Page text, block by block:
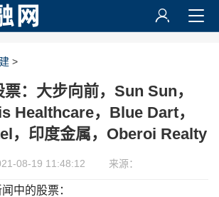
>
：大步向前，Sun Sun，
Healthcare，Blue Dart，
，印度金属，Oberoi Realty
08-19 11:48:12 来源：
中的股票：